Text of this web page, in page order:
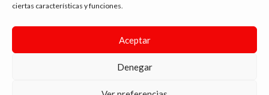
ciertas características y funciones.
Aceptar
Denegar